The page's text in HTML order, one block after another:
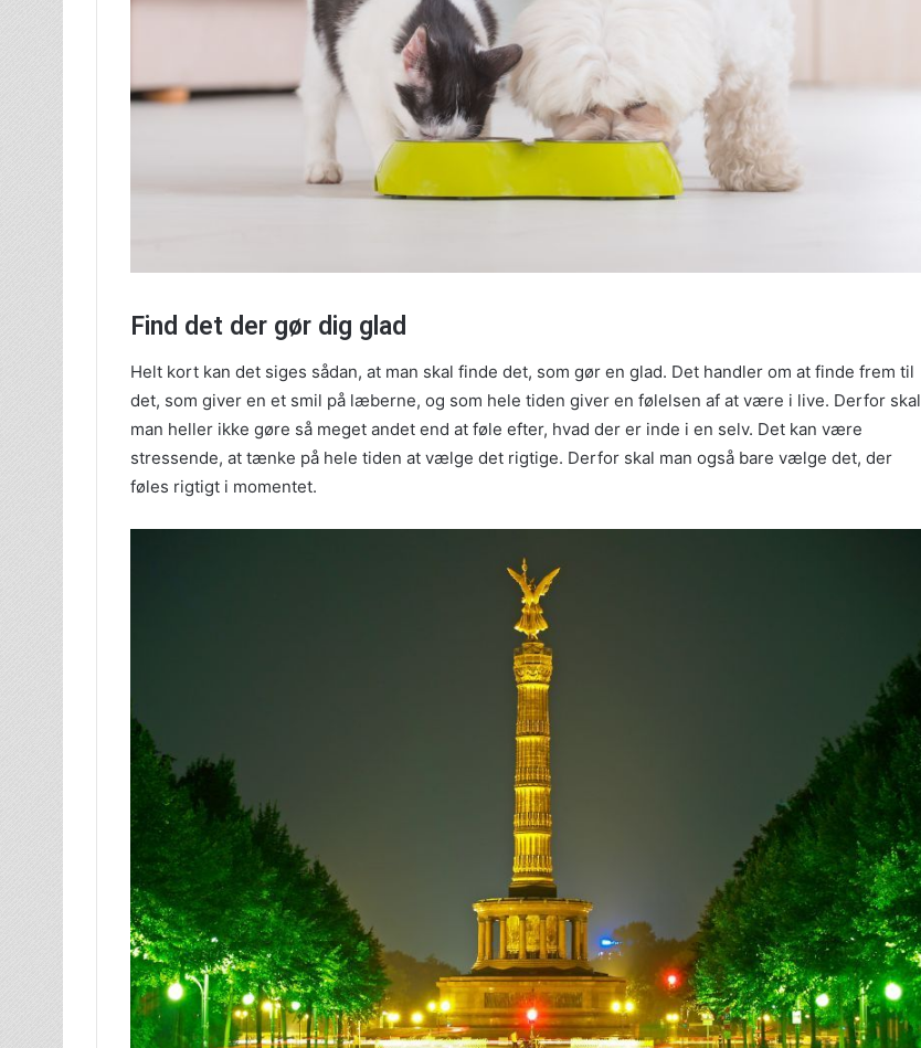
Find det der gør dig glad
Helt kort kan det siges sådan, at man skal finde det, som gør en glad. Det handler om at finde frem til
det, som giver en et smil på læberne, og som hele tiden giver en følelsen af at være i live. Derfor skal
man heller ikke gøre så meget andet end at føle efter, hvad der er inde i en selv. Det kan være
stressende, at tænke på hele tiden at vælge det rigtige. Derfor skal man også bare vælge det, der
føles rigtigt i momentet.